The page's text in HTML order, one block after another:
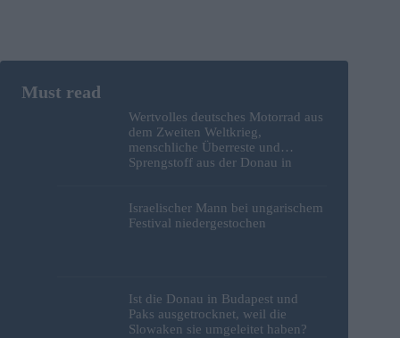
Wertvolles deutsches Motorrad aus
dem Zweiten Weltkrieg,
menschliche Überreste und
Sprengstoff aus der Donau in
Israelischer Mann bei ungarischem
Festival niedergestochen
Ist die Donau in Budapest und
Paks ausgetrocknet, weil die
Slowaken sie umgeleitet haben?